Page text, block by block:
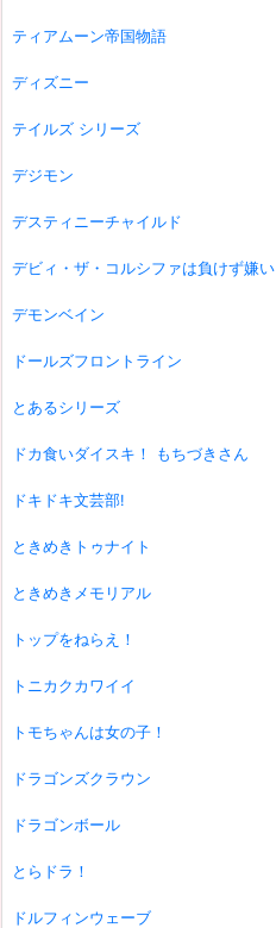
ティアムーン帝国物語
ディズニー
テイルズ シリーズ
デジモン
デスティニーチャイルド
デビィ・ザ・コルシファは負けず嫌い
デモンベイン
ドールズフロントライン
とあるシリーズ
ドカ食いダイスキ！ もちづきさん
ドキドキ文芸部!
ときめきトゥナイト
ときめきメモリアル
トップをねらえ！
トニカクカワイイ
トモちゃんは女の子！
ドラゴンズクラウン
ドラゴンボール
とらドラ！
ドルフィンウェーブ